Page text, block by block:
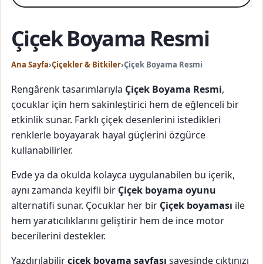
Çiçek Boyama Resmi
Ana Sayfa›Çiçekler & Bitkiler›Çiçek Boyama Resmi
Rengârenk tasarımlarıyla Çiçek Boyama Resmi,
çocuklar için hem sakinleştirici hem de eğlenceli bir
etkinlik sunar. Farklı çiçek desenlerini istedikleri
renklerle boyayarak hayal güçlerini özgürce
kullanabilirler.
Evde ya da okulda kolayca uygulanabilen bu içerik,
aynı zamanda keyifli bir Çiçek boyama oyunu
alternatifi sunar. Çocuklar her bir Çiçek boyaması ile
hem yaratıcılıklarını geliştirir hem de ince motor
becerilerini destekler.
Yazdırılabilirçiçek boyama sayfası sayesinde çıktınızı